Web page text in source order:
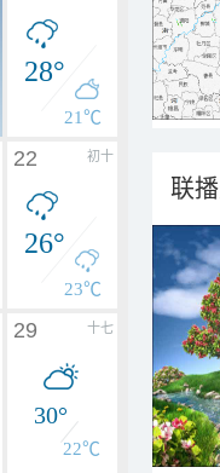
28°
21℃
初十
22
26°
23℃
十七
29
30°
22℃
联